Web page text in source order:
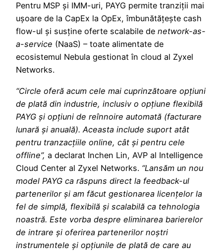
Pentru MSP și IMM-uri, PAYG permite tranziții mai
ușoare de la CapEx la OpEx, îmbunătățește cash
flow-ul și susține oferte scalabile de network-as-
a-service (NaaS) – toate alimentate de
ecosistemul Nebula gestionat în cloud al Zyxel
Networks.
“Circle oferă acum cele mai cuprinzătoare opțiuni
de plată din industrie, inclusiv o opțiune flexibilă
PAYG și opțiuni de reînnoire automată (facturare
lunară și anuală). Aceasta include suport atât
pentru tranzacțiile online, cât și pentru cele
offline”, a declarat Inchen Lin, AVP al Intelligence
Cloud Center al Zyxel Networks. “Lansăm un nou
model PAYG ca răspuns direct la feedback-ul
partenerilor și am făcut gestionarea licențelor la
fel de simplă, flexibilă și scalabilă ca tehnologia
noastră. Este vorba despre eliminarea barierelor
de intrare și oferirea partenerilor noștri
instrumentele și opțiunile de plată de care au